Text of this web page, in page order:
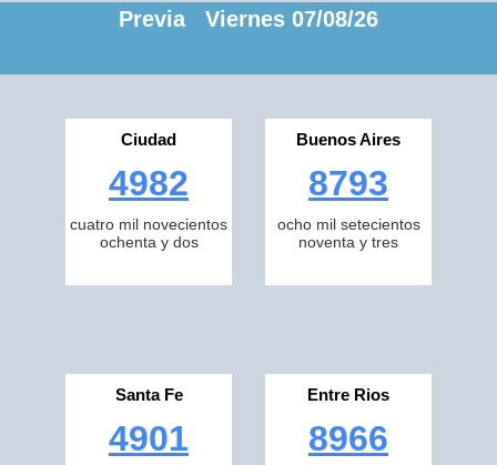
Previa Viernes 07/08/26
Ciudad
4982
cuatro mil novecientos
ochenta y dos
Buenos Aires
8793
ocho mil setecientos
noventa y tres
Santa Fe
4901
Entre Rios
8966